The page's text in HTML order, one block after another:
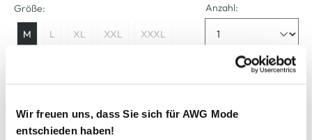
Wir freuen uns, dass Sie sich für AWG Mode
entschieden haben!
Größe:
M L XL XXL XXXL
Anzahl:
In den Warenkorb